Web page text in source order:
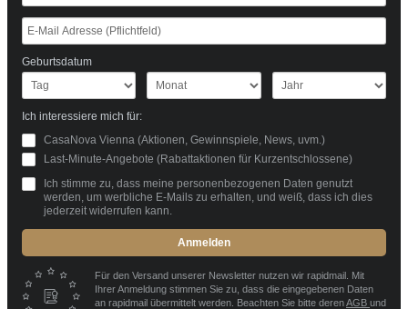
Geburtsdatum
Ich interessiere mich für:
CasaNova Vienna (Aktionen, Gewinnspiele, News, uvm.)
Last-Minute-Angebote (Rabattaktionen für Kurzentschlossene)
Ich stimme zu, dass meine personenbezogenen Daten genutzt
werden, um werbliche E-Mails zu erhalten, und weiß, dass ich dies
jederzeit widerrufen kann.
Anmelden
Für den Versand unserer Newsletter nutzen wir rapidmail. Mit
Ihrer Anmeldung stimmen Sie zu, dass die eingegebenen Daten
an rapidmail übermittelt werden. Beachten Sie bitte derenAGB und